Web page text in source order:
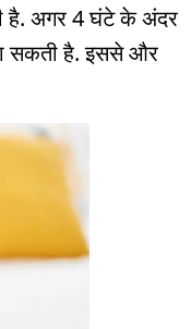
है. अगर 4 घंटे के अंदर
सकती है. इससे और